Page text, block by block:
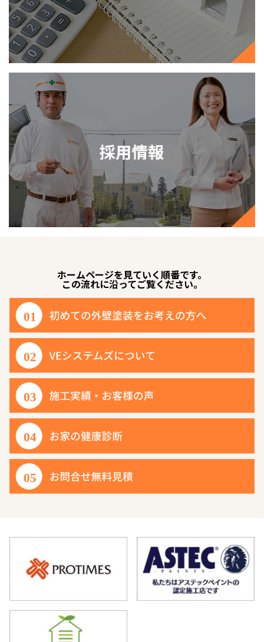
ホームページを見ていく順番です。
この流れに沿ってご覧ください。